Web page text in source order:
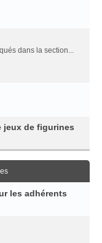
dans la section...
jeux de figurines
les adhérents